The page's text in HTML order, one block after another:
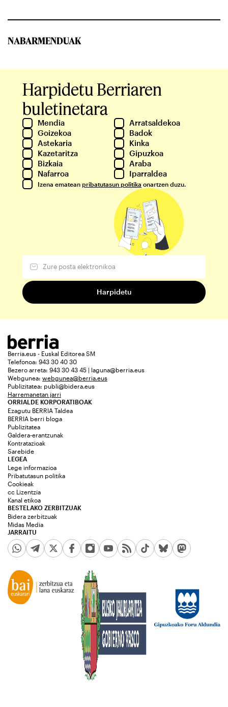
NABARMENDUAK
Harpidetu Berriaren
buletinetara
Mendia
Arratsaldekoa
Goizekoa
Badok
Astekaria
Kinka
Kazetaritza
Gipuzkoa
Bizkaia
Araba
Nafarroa
Iparraldea
Izena ematean pribatutasun politika onartzen duzu.
Berria.eus - Euskal Editorea SM
Telefonoa: 943 30 40 30
Bezero arreta: 943 30 43 45 | laguna@berria.eus
Webgunea: webgunea@berria.eus
Publizitatea: publi@bidera.eus
Harremanetan jarri
ORRIALDE KORPORATIBOAK
Ezagutu BERRIA Taldea
BERRIA berri bloga
Publizitatea
Galdera-erantzunak
Kontratazioak
Sarebide
JARRAITU
LEGEA
Lege informazioa
Pribatutasun politika
Cookieak
cc Lizentzia
Kanal etikoa
BESTELAKO ZERBITZUAK
Bidera zerbitzuak
Midas Media